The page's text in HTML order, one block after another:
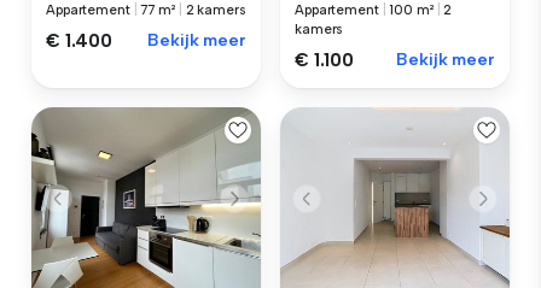
Appartement |77 m² 2 kamers
€ 1.400 Bekijk meer
Appartement |100 m² |2
kamers
€ 1.100 Bekijk meer